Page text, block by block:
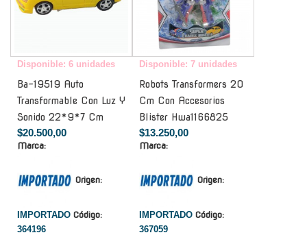
Disponible: 6 unidades
Ba-19519 Auto
Transformable Con Luz Y
Sonido 22*9*7 Cm
$20.500,00
Marca:
Origen:
IMPORTADO Código:
364196
Disponible: 7 unidades
Robots Transformers 20
Cm Con Accesorios
Blister Hwa1166825
$13.250,00
Marca:
Origen:
IMPORTADO Código:
367059